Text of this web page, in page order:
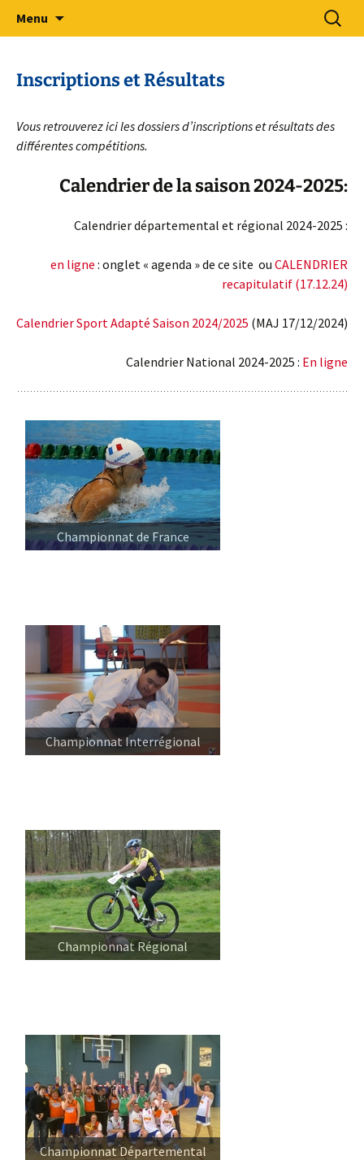
Comité Départemental Sport
Adapté 49
Sport Adapté 49
Menu
Inscriptions et Résultats
Vous retrouverez ici les dossiers d’inscriptions et résultats des
différentes compétitions.
Calendrier de la saison 2024-2025:
Calendrier départemental et régional 2024-2025 :
en ligne : onglet « agenda » de ce site ou CALENDRIER
recapitulatif (17.12.24)
Calendrier Sport Adapté Saison 2024/2025 (MAJ 17/12/2024)
Calendrier National 2024-2025 : En ligne
Championnat de France
Championnat Interrégional
Championnat Régional
Championnat Départemental